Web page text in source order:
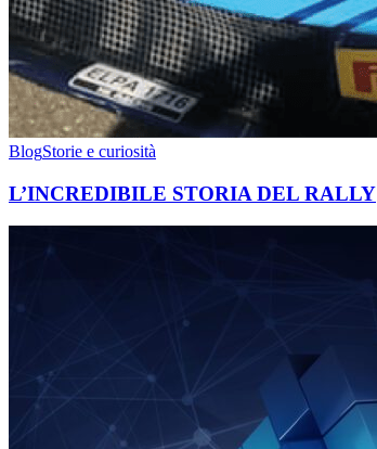
BlogStorie e curiosità
L’INCREDIBILE STORIA DEL RALLY